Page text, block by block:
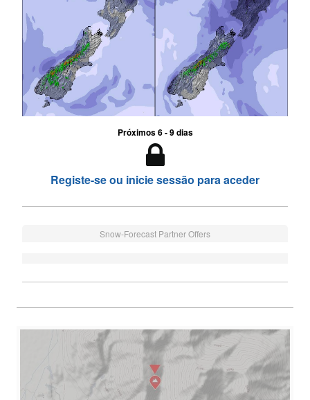
Próximos 6 - 9 dias
Registe-se ou inicie sessão para aceder
Snow-Forecast Partner Offers